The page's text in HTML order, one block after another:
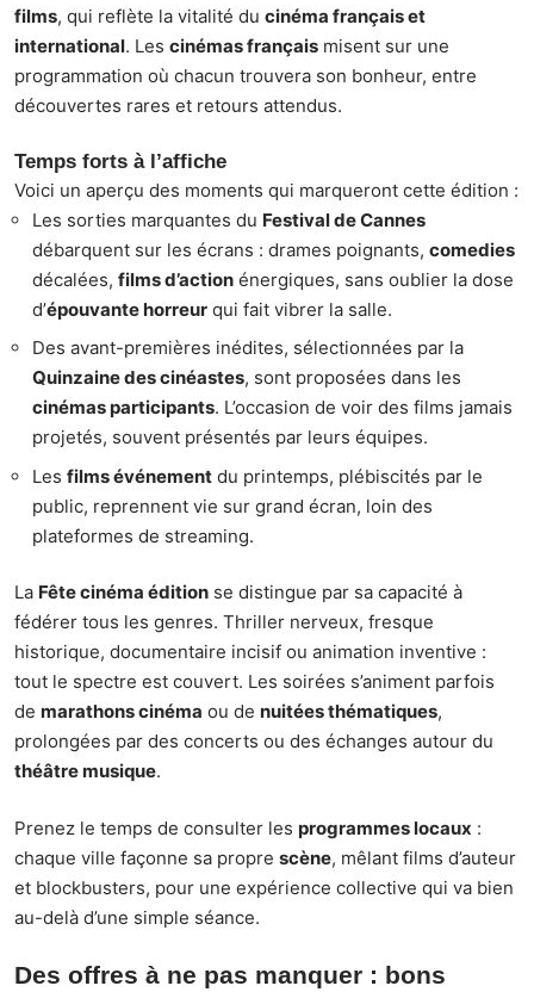
films, qui reflète la vitalité du cinéma français et
international. Les cinémas français misent sur une
programmation où chacun trouvera son bonheur, entre
découvertes rares et retours attendus.
Temps forts à l’affiche
Voici un aperçu des moments qui marqueront cette édition :
Les sorties marquantes du Festival de Cannes
débarquent sur les écrans : drames poignants, comedies
décalées, films d’action énergiques, sans oublier la dose
d’épouvante horreur qui fait vibrer la salle.
Des avant-premières inédites, sélectionnées par la
Quinzaine des cinéastes, sont proposées dans les
cinémas participants. L’occasion de voir des films jamais
projetés, souvent présentés par leurs équipes.
Les films événement du printemps, plébiscités par le
public, reprennent vie sur grand écran, loin des
plateformes de streaming.
La Fête cinéma édition se distingue par sa capacité à
fédérer tous les genres. Thriller nerveux, fresque
historique, documentaire incisif ou animation inventive :
tout le spectre est couvert. Les soirées s’animent parfois
de marathons cinéma ou de nuitées thématiques,
prolongées par des concerts ou des échanges autour du
théâtre musique.
Prenez le temps de consulter les programmes locaux :
chaque ville façonne sa propre scène, mêlant films d’auteur
et blockbusters, pour une expérience collective qui va bien
au-delà d’une simple séance.
Des offres à ne pas manquer : bons